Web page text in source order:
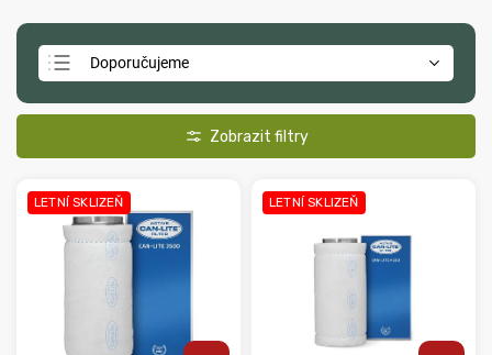
Doporučujeme
Abecedně
LETNÍ SKLIZEŇ LETNÍ SKLIZEŇ